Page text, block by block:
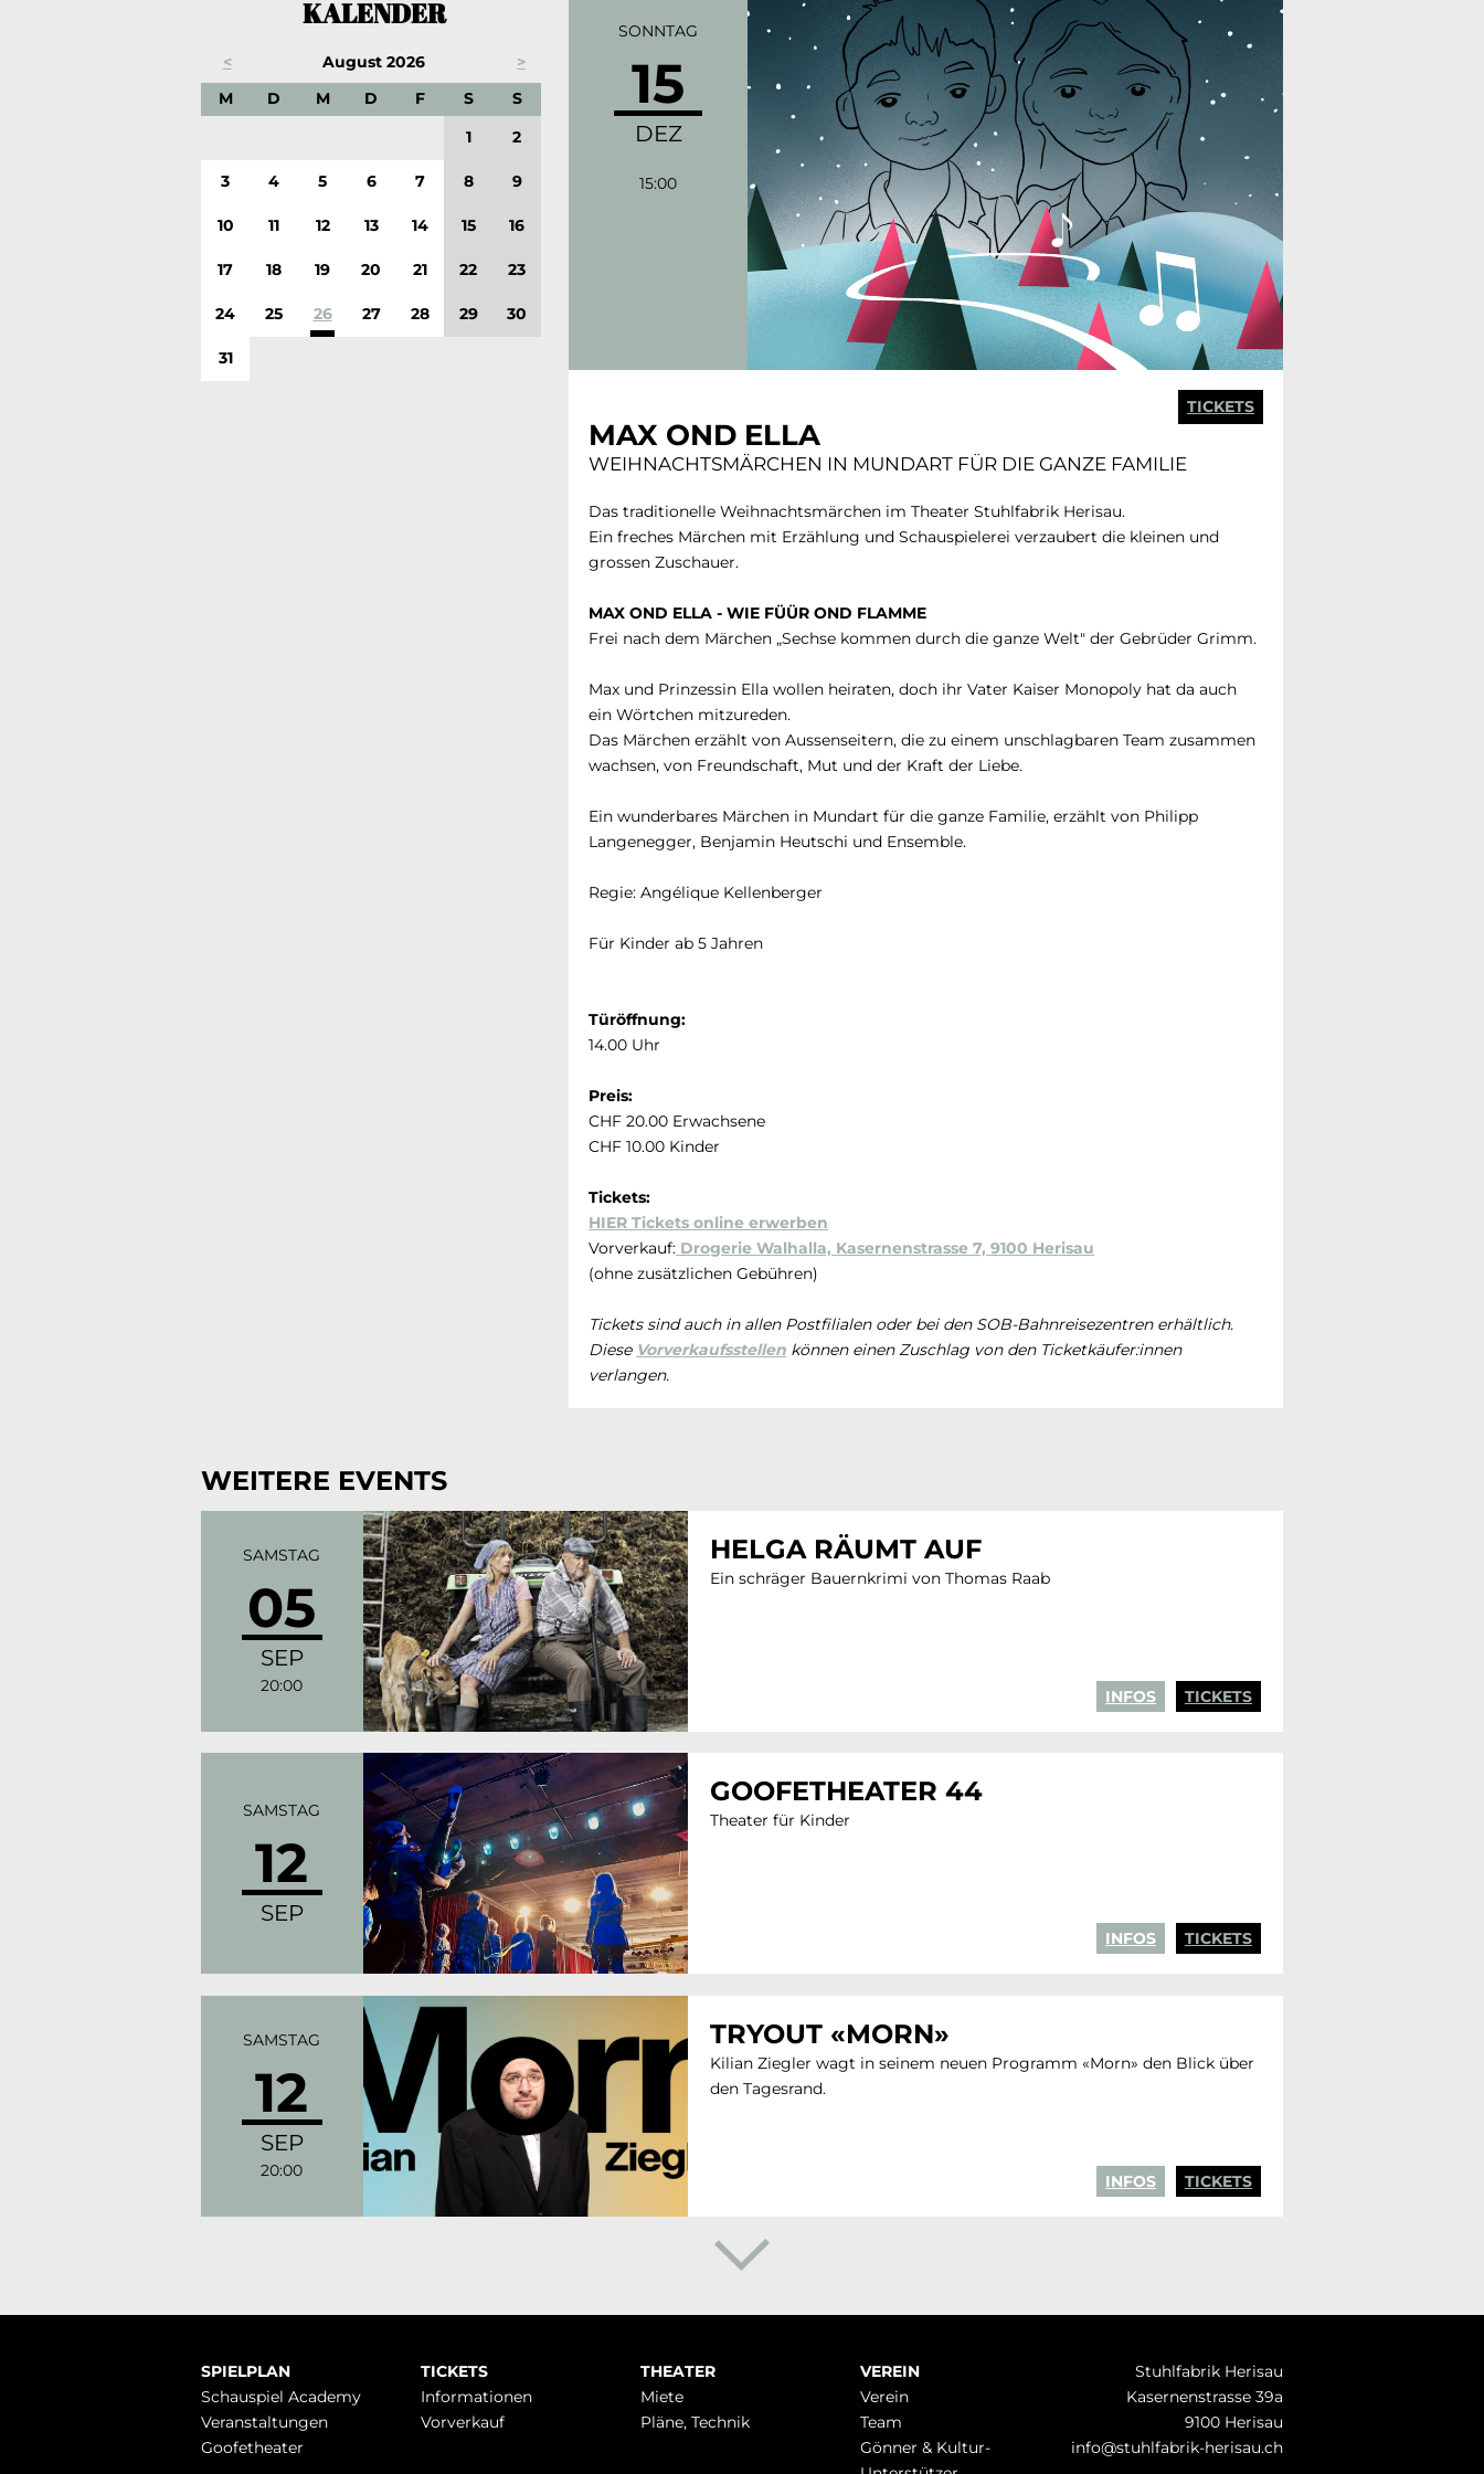
KALENDER
< August 2026
>
MONTAG
D IENSTAG
MITTWOCH
D ONNERSTAG
FREITAG
SAMSTAG
SONNTAG
1
2
3 4 5 6 7 8 9
10 11 12 13 14 15 16
17 18 19 20 21 22 23
24 25 26 27 28 29 30
31
SONNTAG
15
DEZ
15:00
MAX OND ELLA
TICKETS
WEIHNACHTSMÄRCHEN IN MUNDART FÜR DIE GANZE FAMILIE
Das traditionelle Weihnachtsmärchen im Theater Stuhlfabrik Herisau.
Ein freches Märchen mit Erzählung und Schauspielerei verzaubert die kleinen und
grossen Zuschauer.
MAX OND ELLA - WIE FÜÜR OND FLAMME
Frei nach dem Märchen „Sechse kommen durch die ganze Welt" der Gebrüder Grimm.
Max und Prinzessin Ella wollen heiraten, doch ihr Vater Kaiser Monopoly hat da auch
ein Wörtchen mitzureden.
Das Märchen erzählt von Aussenseitern, die zu einem unschlagbaren Team zusammen
wachsen, von Freundschaft, Mut und der Kraft der Liebe.
Ein wunderbares Märchen in Mundart für die ganze Familie, erzählt von Philipp
Langenegger, Benjamin Heutschi und Ensemble.
Regie: Angélique Kellenberger
Für Kinder ab 5 Jahren
Türöffnung:
14.00 Uhr
Preis:
CHF 20.00 Erwachsene
CHF 10.00 Kinder
Tickets:
HIER Tickets online erwerben
Vorverkauf: Drogerie Walhalla, Kasernenstrasse 7, 9100 Herisau
(ohne zusätzlichen Gebühren)
Tickets sind auch in allen Postfilialen oder bei den SOB-Bahnreisezentren erhältlich.
Diese Vorverkaufsstellen können einen Zuschlag von den Ticketkäufer:innen
verlangen.
WEITERE EVENTS
SAMSTAG
05
SEP
20:00
HELGA RÄUMT AUF
Ein schräger Bauernkrimi von Thomas Raab
INFOS TICKETS
SAMSTAG
12
SEP
GOOFETHEATER 44
Theater für Kinder
INFOS TICKETS
SAMSTAG
12
SEP
20:00
TRYOUT «MORN»
Kilian Ziegler wagt in seinem neuen Programm «Morn» den Blick über
den Tagesrand.
INFOS TICKETS
Navigation
überspringen
SPIELPLAN
Schauspiel Academy
Veranstaltungen
Goofetheater
TICKETS
Infor­mationen
Vorverkauf
THEATER
Miete
Pläne, Technik
VEREIN
Verein
Team
Gönner & Kultur-
Stuhlfabrik Herisau
Kasernenstrasse 39a
9100 Herisau
info@stuhlfabrik-herisau.ch